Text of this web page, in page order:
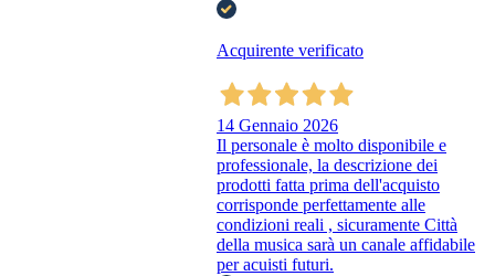
Acquirente verificato
14 Gennaio 2026
Il personale è molto disponibile e
professionale, la descrizione dei
prodotti fatta prima dell'acquisto
corrisponde perfettamente alle
condizioni reali , sicuramente Città
della musica sarà un canale affidabile
per acuisti futuri.